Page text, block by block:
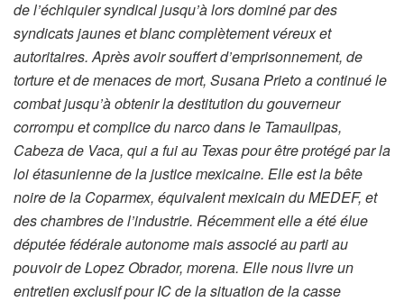
de l’échiquier syndical jusqu’à lors dominé par des
syndicats jaunes et blanc complètement véreux et
autoritaires. Après avoir souffert d’emprisonnement, de
torture et de menaces de mort, Susana Prieto a continué le
combat jusqu’à obtenir la destitution du gouverneur
corrompu et complice du narco dans le Tamaulipas,
Cabeza de Vaca, qui a fui au Texas pour être protégé par la
loi étasunienne de la justice mexicaine. Elle est la bête
noire de la Coparmex, équivalent mexicain du MEDEF, et
des chambres de l’industrie. Récemment elle a été élue
députée fédérale autonome mais associé au parti au
pouvoir de Lopez Obrador, morena. Elle nous livre un
entretien exclusif pour IC de la situation de la casse